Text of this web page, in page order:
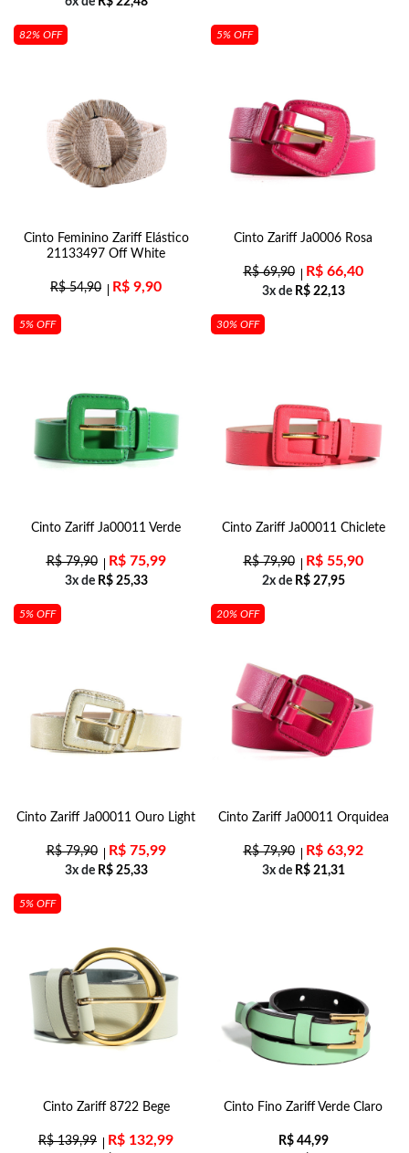
82% OFF
Cinto Feminino Zariff Elástico
21133497 Off White
R$54,90 R$ 9,90
5% OFF
Cinto Zariff Ja0006 Rosa
R$69,90 R$66,40
3x de R$22,13
5% OFF
Cinto Zariff Ja00011 Verde
R$79,90 R$75,99
3x de R$25,33
30% OFF
Cinto Zariff Ja00011 Chiclete
R$79,90 R$55,90
2x de R$27,95
5% OFF
Cinto Zariff Ja00011 Ouro Light
R$79,90 R$75,99
3x de R$25,33
20% OFF
Cinto Zariff Ja00011 Orquidea
R$79,90 R$63,92
3x de R$21,31
5% OFF
Cinto Zariff 8722 Bege
R$139,99 R$ 132,99
Cinto Fino Zariff Verde Claro
R$44,99